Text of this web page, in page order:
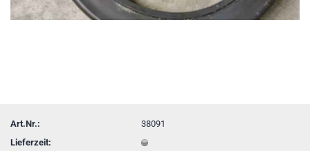
Art.Nr.:
38091
Lieferzeit: